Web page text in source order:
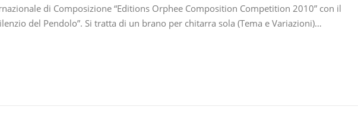
di Composizione “Editions Orphee Composition Competition 2010” con il
del Pendolo”. Si tratta di un brano per chitarra sola (Tema e Variazioni)…